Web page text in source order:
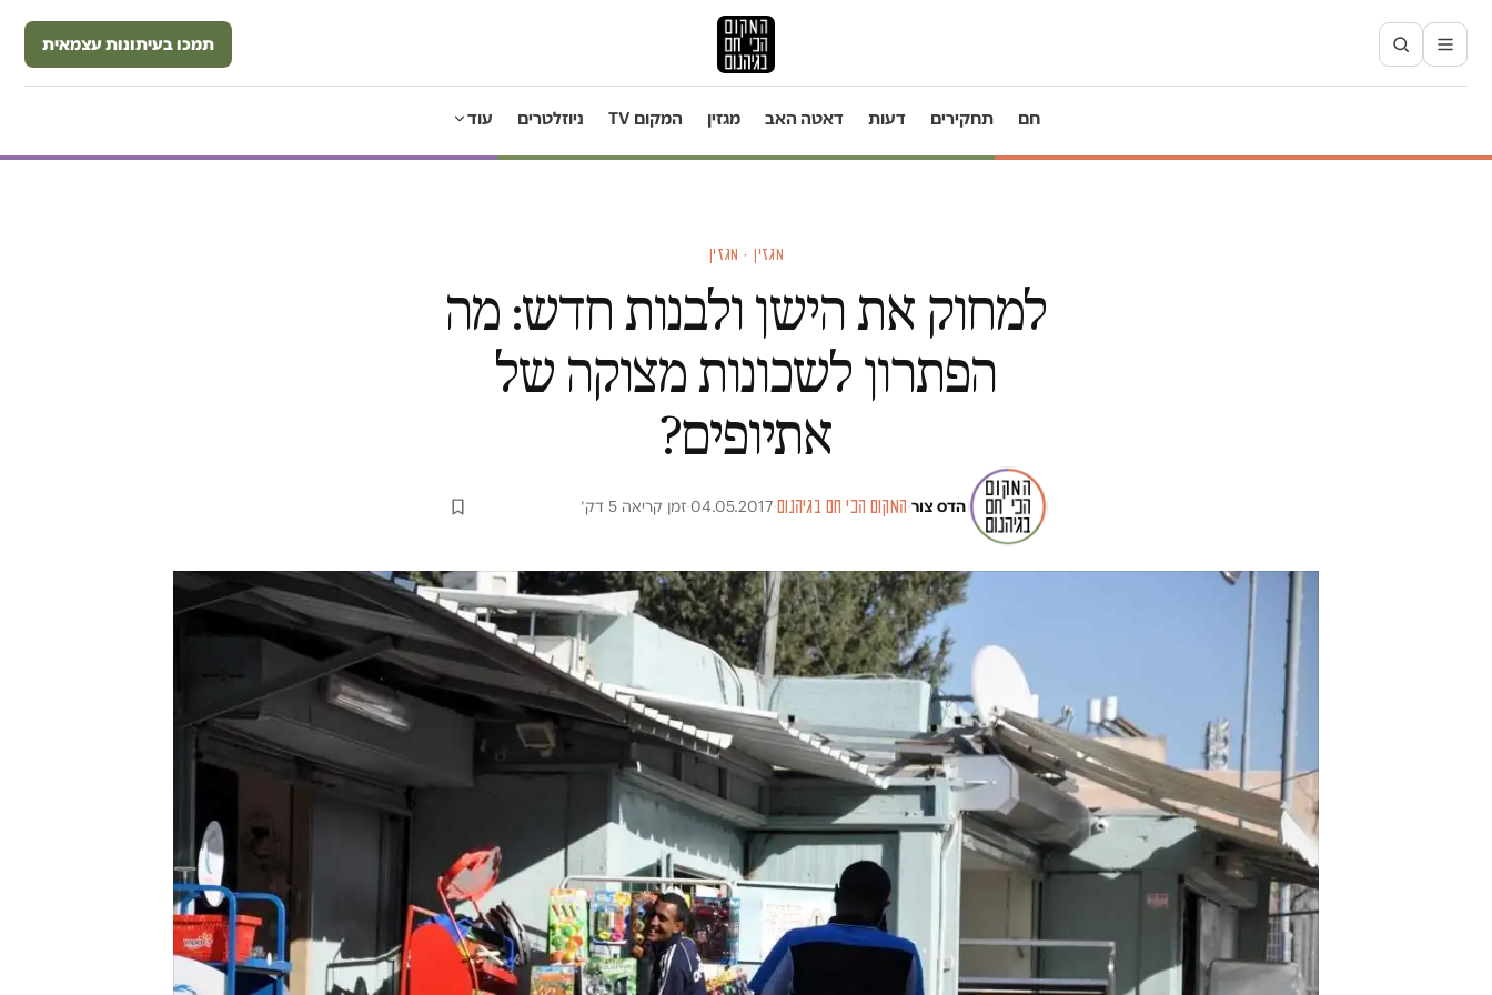
תמכו בעיתונות עצמאית
חם תחקירים דעות דאטה האב מגזין המקום TV ניוזלטרים עוד
מגזין · מגזין
למחוק את הישן ולבנות חדש: מה
הפתרון לשכונות מצוקה של
אתיופים?
הדס צור·המקום הכי חם בגיהנום·
04.05.2017
·זמן קריאה 5 דק׳